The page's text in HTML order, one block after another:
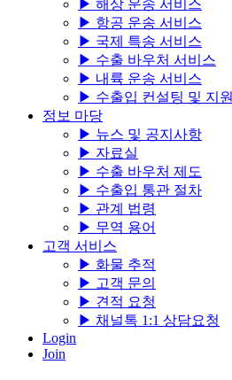
▶ 해상 운송 서비스
▶ 항공 운송 서비스
▶ 국제 특송 서비스
▶ 수출 바우처 서비스
▶ 내륙 운송 서비스
▶ 수출입 컨설팅 및 지원
정보 마당
▶ 뉴스 및 공지사항
▶ 자료실
▶ 수출 바우처 제도
▶ 수출입 통관 절차
▶ 관계 법령
▶ 무역 용어
고객 서비스
▶ 화물 추적
▶ 고객 문의
▶ 견적 요청
▶ 채널톡 1:1 상담요청
Login
Join